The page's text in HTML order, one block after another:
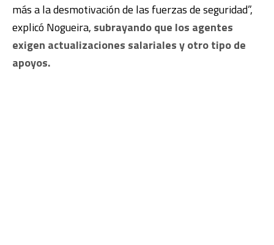
más a la desmotivación de las fuerzas de seguridad”,
explicó Nogueira, subrayando que los agentes
exigen actualizaciones salariales y otro tipo de
apoyos.